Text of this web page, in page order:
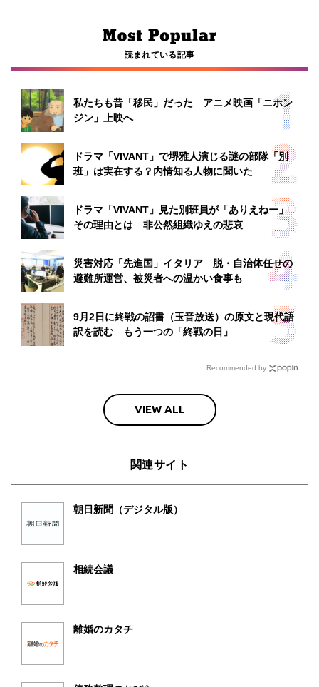
読まれている記事
私たちも昔「移民」だった アニメ映画「ニホン
ジン」上映へ
ドラマ「VIVANT」で堺雅人演じる謎の部隊「別
班」は実在する？内情知る人物に聞いた
ドラマ「VIVANT」見た別班員が「ありえねー」
その理由とは 非公然組織ゆえの悲哀
災害対応「先進国」イタリア 脱・自治体任せの
避難所運営、被災者への温かい食事も
9月2日に終戦の詔書（玉音放送）の原文と現代語
訳を読む もう一つの「終戦の日」
Recommended by
VIEW ALL
関連サイト
朝日新聞（デジタル版）
相続会議
離婚のカタチ